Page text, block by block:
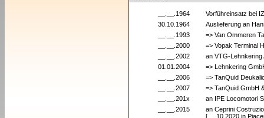
__.__.1964
Vorführeinsatz bei
30.10.1964
Auslieferung an
__.__.1993
=> Van Ommeren
__.__.2000
=> Vopak Terminal
__.__.2002
an VTG-
01.01.2004
=> Lehnkering
__.__.2006
=> TanQuid
__.__.2007
=> TanQuid GmbH
__.__.201x
an IPE Locomotori
__.__.2015
an Ceprini
[__.10.2020 in